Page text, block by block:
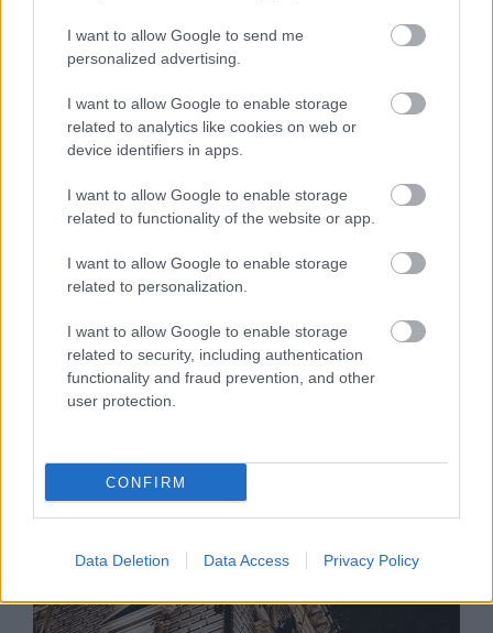
I want to allow Google to send me
personalized advertising.
I want to allow Google to enable storage
related to analytics like cookies on web or
device identifiers in apps.
I want to allow Google to enable storage
related to functionality of the website or app.
I want to allow Google to enable storage
related to personalization.
I want to allow Google to enable storage
related to security, including authentication
functionality and fraud prevention, and other
user protection.
CONFIRM
Data Deletion Data Access Privacy Policy
Duplázik a Napapijri Budapesten